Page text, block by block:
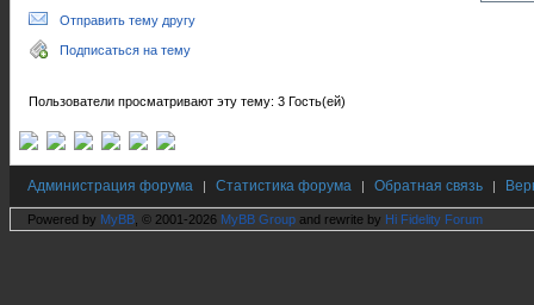
Отправить тему другу
Подписаться на тему
Пользователи просматривают эту тему: 3 Гость(ей)
Администрация форума | Статистика форума | Обратная связь |
Powered by MyBB , © 2001-2026 MyBB Group and rewrite by Hi Fidelity Forum